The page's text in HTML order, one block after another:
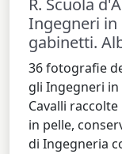
R. Scuola
Ingegneri in
gabinetti.
36 fotografie
gli Ingegneri in
Cavalli
in pelle,
di Ingegneria